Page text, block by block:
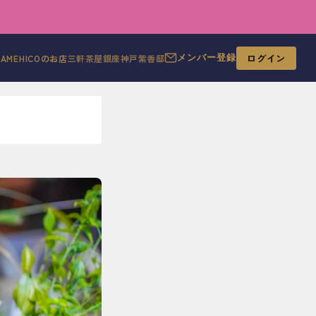
のお店三軒茶屋銀座神戸紫香邸 メンバー登録 ログイン